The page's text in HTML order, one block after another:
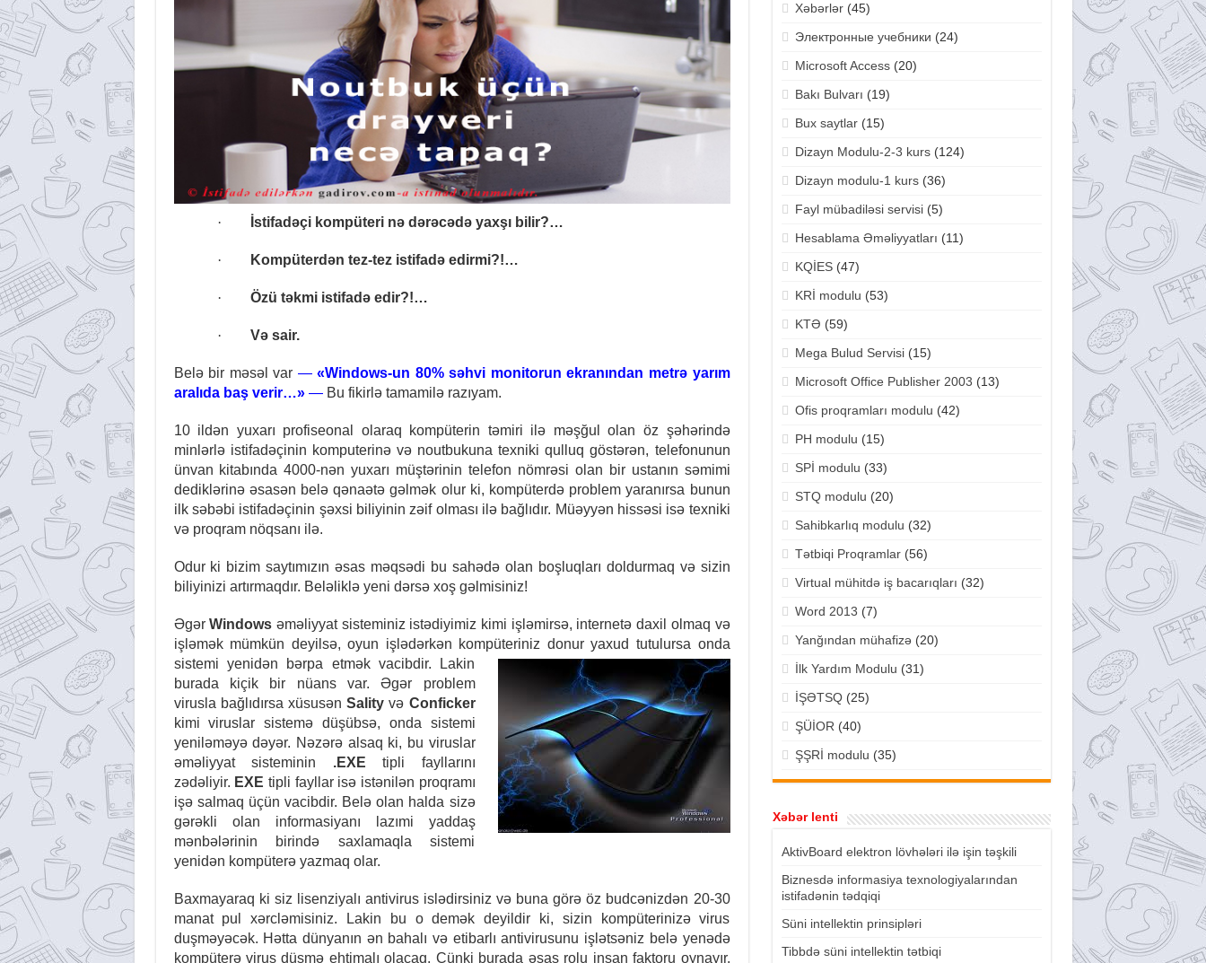
· İstifadəçi kompüteri nə dərəcədə yaxşı bilir?…
· Kompüterdən tez-tez istifadə edirmi?!…
· Özü təkmi istifadə edir?!…
· Və sair.
Belə bir məsəl var —«Windows-un 80% səhvi monitorun ekranından metrə yarım
aralıda baş verir…» — Bu fikirlə tamamilə razıyam.
10 ildən yuxarı profiseonal olaraq kompüterin təmiri ilə məşğul olan öz şəhərində
minlərlə istifadəçinin komputerinə və noutbukuna texniki qulluq göstərən, telefonunun
ünvan kitabında 4000-nən yuxarı müştərinin telefon nömrəsi olan bir ustanın səmimi
dediklərinə əsasən belə qənaətə gəlmək olur ki, kompüterdə problem yaranırsa bunun
ilk səbəbi istifadəçinin şəxsi biliyinin zəif olması ilə bağlıdır. Müəyyən hissəsi isə texniki
və proqram nöqsanı ilə.
Odur ki bizim saytımızın əsas məqsədi bu sahədə olan boşluqları doldurmaq və sizin
biliyinizi artırmaqdır. Beləliklə yeni dərsə xoş gəlmisiniz!
ƏgərWindows əməliyyat sisteminiz istədiyimiz kimi işləmirsə, internetə daxil olmaq və
işləmək mümkün deyilsə, oyun işlədərkən kompüteriniz donur yaxud tutulursa onda
sistemi yenidən bərpa etmək vacibdir. Lakin
burada kiçik bir nüans var. Əgər problem
virusla bağlıdırsa xüsusənSality və Conficker
kimi viruslar sistemə düşübsə, onda sistemi
yeniləməyə dəyər. Nəzərə alsaq ki, bu viruslar
əməliyyat sisteminin .EXE tipli fayllarını
zədəliyir. EXE tipli fayllar isə istənilən proqramı
işə salmaq üçün vacibdir. Belə olan halda sizə
gərəkli olan informasiyanı lazımi yaddaş
mənbələrinin birində saxlamaqla sistemi
yenidən kompüterə yazmaq olar.
Baxmayaraq ki siz lisenziyalı antivirus islədirsiniz və buna görə öz budcənizdən 20-30
manat pul xərcləmisiniz. Lakin bu o demək deyildir ki, sizin kompüterinizə virus
duşməyəcək. Hətta dünyanın ən bahalı və etibarlı antivirusunu işlətsəniz belə yenədə
kompüterə virus düşmə ehtimalı olacaq. Çünki burada əsas rolu insan faktoru oynayır.
Xəbərlər(45)
Электронные учебники (24)
Microsoft Access(20)
Bakı Bulvarı (19)
Bux saytlar(15)
Dizayn Modulu-2-3 kurs(124)
Dizayn modulu-1 kurs(36)
Fayl mübadiləsi servisi(5)
Hesablama Əməliyyatları (11)
KQİES(47)
KRİ modulu (53)
KTƏ (59)
Mega Bulud Servisi(15)
Microsoft Office Publisher 2003 (13)
Ofis proqramları modulu (42)
PH modulu (15)
SPİ modulu (33)
STQ modulu (20)
Sahibkarlıq modulu (32)
Tətbiqi Proqramlar(56)
Virtual mühitdə iş bacarıqları (32)
Word 2013 (7)
Yanğından mühafizə(20)
İlk Yardım Modulu (31)
İŞƏTSQ(25)
ŞÜİOR (40)
ŞŞRİ modulu (35)
Xəbər lenti
AktivBoard elektron lövhələri ilə işin təşkili
Biznesdə informasiya texnologiyalarından
istifadənin tədqiqi
Süni intellektin prinsipləri
Tibbdə süni intellektin tətbiqi